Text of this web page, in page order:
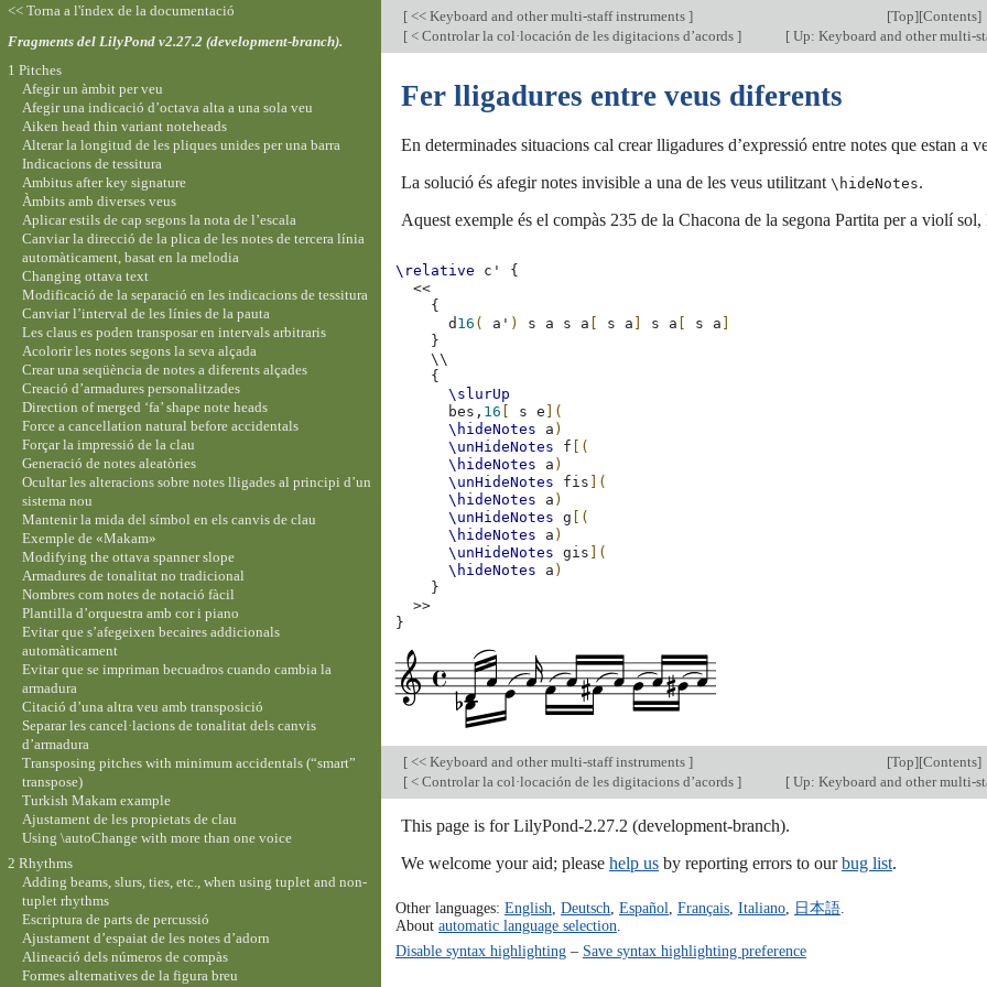
[ << Keyboard and other multi-staff instruments ] [Top][Contents]
[ < Controlar la col·locación de les digitacions d’acords ] [ Up: Keyboard and other multi-
Fer lligadures entre veus diferents
En determinades situacions cal crear lligadures d’expressió entre notes que estan a
La solució és afegir notes invisible a una de les veus utilitzant \hideNotes.
Aquest exemple és el compàs 235 de la Chacona de la segona Partita per a violí
\relative c'
{
<<
{
d 16 ( a' ) s a s a s a s a s a
}
\\
{
\slurUp
bes, 16 s e ](
\hideNotes
a )
\unHideNotes
f [(
\hideNotes
a )
\unHideNotes
fis ](
\hideNotes
a )
\unHideNotes
g [(
\hideNotes
a )
\unHideNotes
gis ](
\hideNotes
a )
}
>>
}
[ << Keyboard and other multi-staff instruments ] [Top][Contents]
[ < Controlar la col·locación de les digitacions d’acords ] [ Up: Keyboard and other multi-
This page is for LilyPond-2.27.2 (development-branch).
We welcome your aid; please help us by reporting errors to ourbug list.
Other languages: English Deutsch Español Français, Italiano, 日本語.
About automatic language selection
Disable syntax highlighting– Save syntax highlighting preference
<< Torna a l'índex de la documentació
Fragments del LilyPond v2.27.2 (development-branch).
1 Pitches
Afegir un àmbit per veu
Afegir una indicació d’octava alta a una sola veu
Aiken head thin variant noteheads
Alterar la longitud de les pliques unides per una barra
Indicacions de tessitura
Ambitus after key signature
Àmbits amb diverses veus
Aplicar estils de cap segons la nota de l’escala
Canviar la direcció de la plica de les notes de tercera línia
automàticament, basat en la melodia
Changing ottava text
Modificació de la separació en les indicacions de tessitura
Canviar l’interval de les línies de la pauta
Les claus es poden transposar en intervals arbitraris
Acolorir les notes segons la seva alçada
Crear una seqüència de notes a diferents alçades
Creació d’armadures personalitzades
Direction of merged ‘fa’ shape note heads
Force a cancellation natural before accidentals
Forçar la impressió de la clau
Generació de notes aleatòries
Ocultar les alteracions sobre notes lligades al principi d’un
sistema nou
Mantenir la mida del símbol en els canvis de clau
Exemple de «Makam»
Modifying the ottava spanner slope
Armadures de tonalitat no tradicional
Nombres com notes de notació fàcil
Plantilla d’orquestra amb cor i piano
Evitar que s’afegeixen becaires addicionals
automàticament
Evitar que se impriman becuadros cuando cambia la
armadura
Citació d’una altra veu amb transposició
Separar les cancel·lacions de tonalitat dels canvis
d’armadura
Transposing pitches with minimum accidentals (“smart”
transpose)
Turkish Makam example
Ajustament de les propietats de clau
Using \autoChange with more than one voice
2 Rhythms
Adding beams, slurs, ties, etc., when using tuplet and non-
tuplet rhythms
Escriptura de parts de percussió
Ajustament d’espaiat de les notes d’adorn
Alineació dels números de compàs
Formes alternatives de la figura breu